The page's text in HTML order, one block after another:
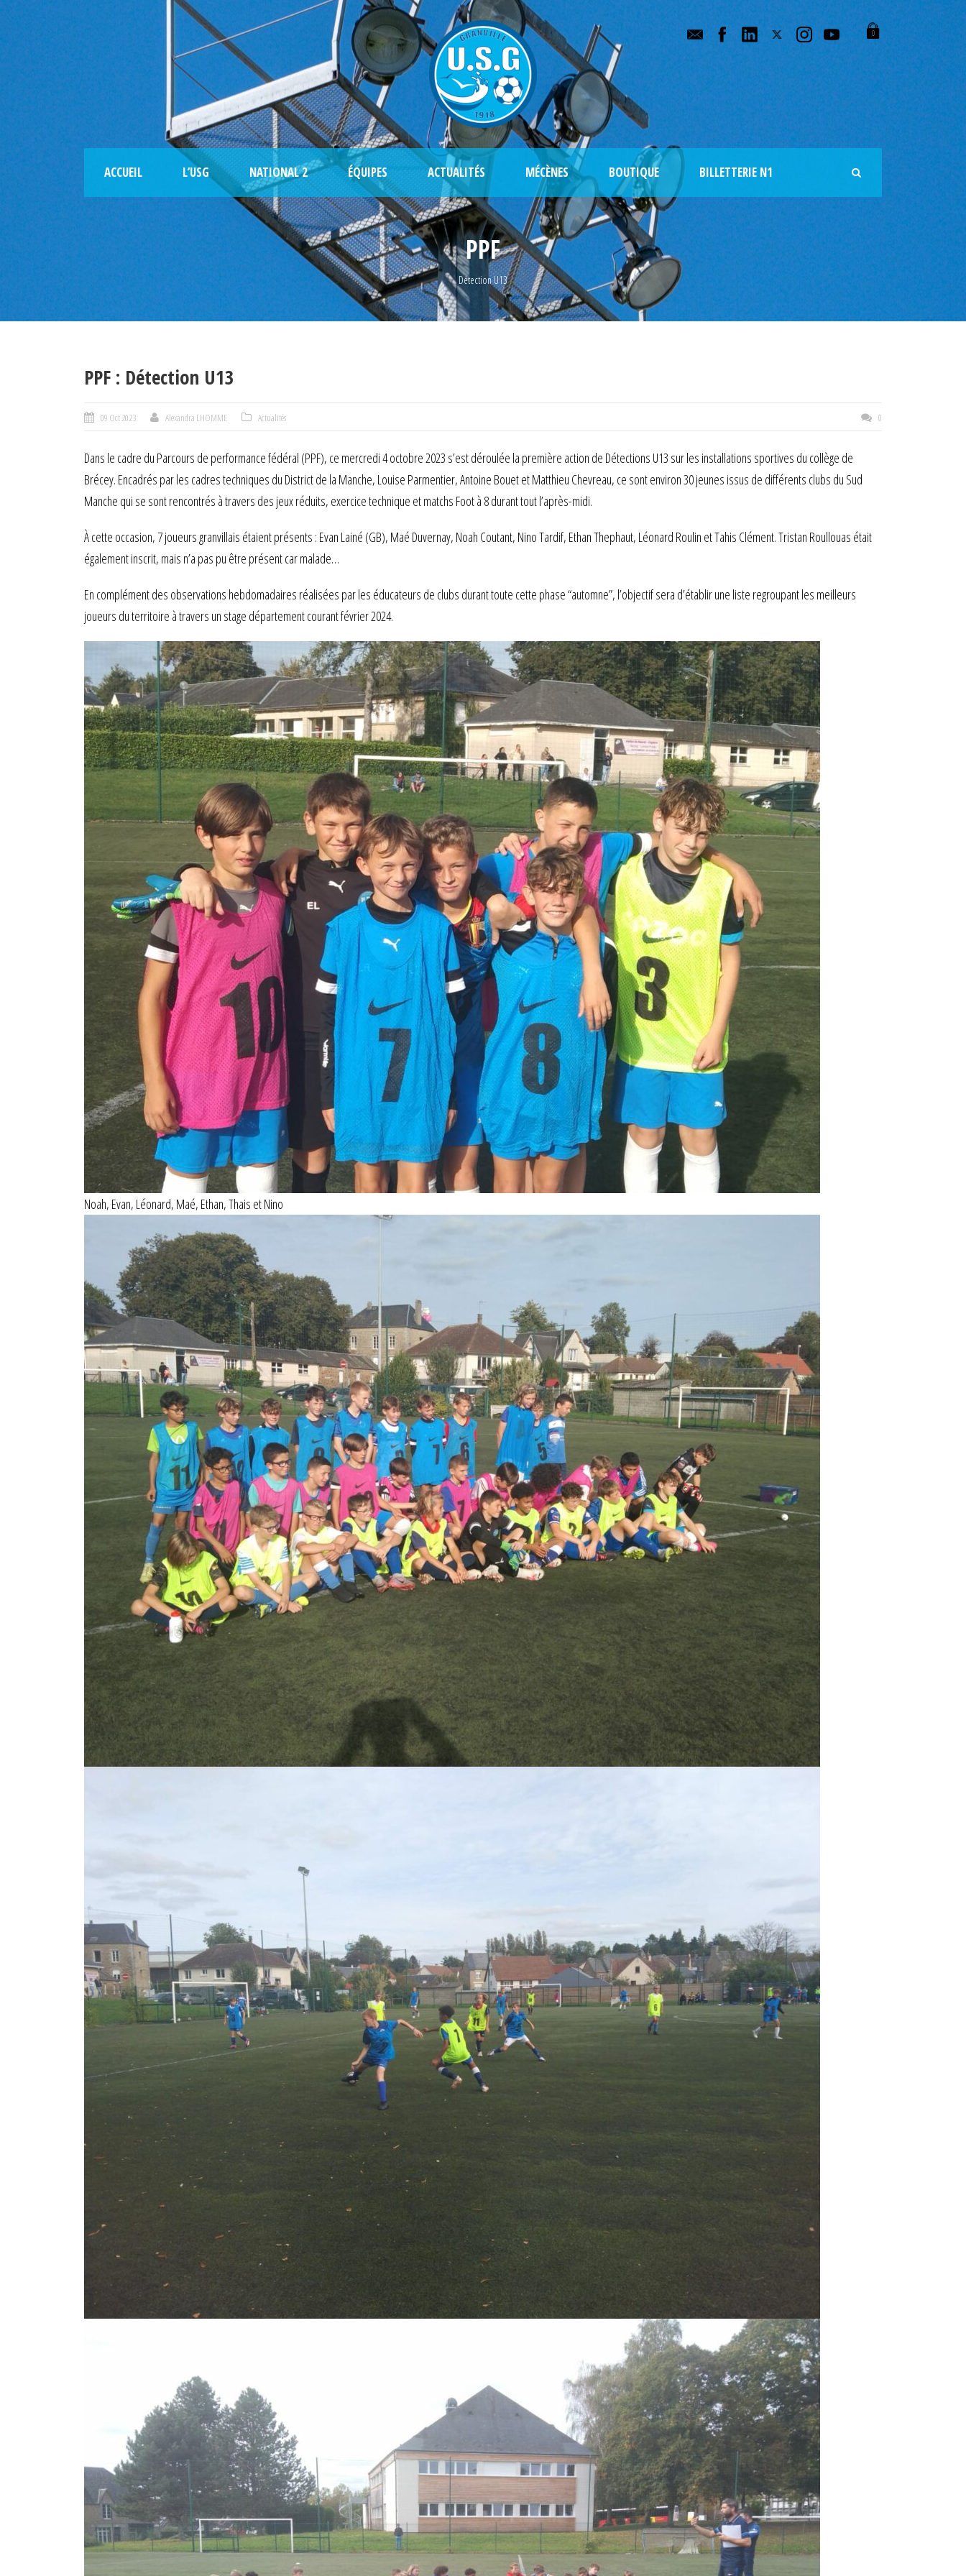
0
ACCUEIL L’USG NATIONAL 2 ÉQUIPES ACTUALITÉS MÉCÈNES BOUTIQUE BILLETTERIE N1
PPF
Détection U13
PPF : Détection U13
09 Oct 2023 Alexandra LHOMME Actualités 0
Dans le cadre du Parcours de performance fédéral (PPF), ce mercredi 4 octobre 2023 s’est déroulée la première action de Détections U13 sur les installations sportives du collège de
Brécey. Encadrés par les cadres techniques du District de la Manche, Louise Parmentier, Antoine Bouet et Matthieu Chevreau, ce sont environ 30 jeunes issus de différents clubs du Sud
Manche qui se sont rencontrés à travers des jeux réduits, exercice technique et matchs Foot à 8 durant tout l’après-midi.
À cette occasion, 7 joueurs granvillais étaient présents : Evan Lainé (GB), Maé Duvernay, Noah Coutant, Nino Tardif, Ethan Thephaut, Léonard Roulin et Tahis Clément. Tristan Roullouas était
également inscrit, mais n’a pas pu être présent car malade…
En complément des observations hebdomadaires réalisées par les éducateurs de clubs durant toute cette phase “automne”, l’objectif sera d’établir une liste regroupant les meilleurs
joueurs du territoire à travers un stage département courant février 2024.
Noah, Evan, Léonard, Maé, Ethan, Thais et Nino